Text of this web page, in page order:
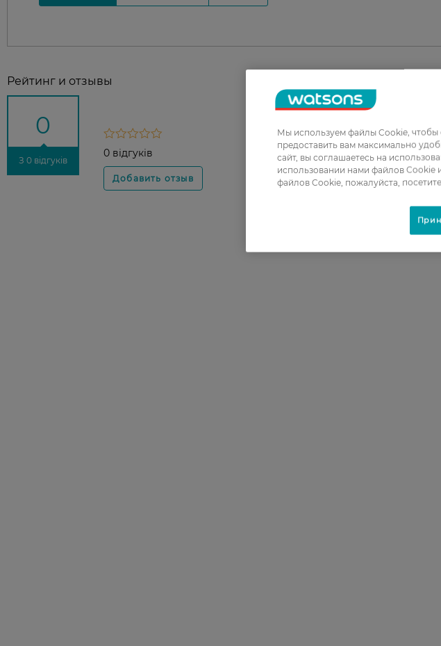
Рейтинг и отзывы
0
З 0 відгуків
0 відгуків
Мы используем файлы Cookie, чтобы
предоставить вам максимально
сайт, вы соглашаетесь на
использовании нами файлов Cookie
файлов Cookie, пожалуйста,